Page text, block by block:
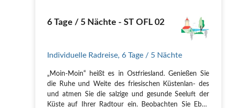
6 Tage / 5 Nächte - ST OFL 02
Individuelle Radreise, 6 Tage / 5 Nächte
„Moin-Moin“ heißt es in Ostfriesland. Genießen Sie
die Ruhe und Weite des friesischen Küstenlan- des
und atmen Sie die salzige und gesunde Seeluft der
Küste auf Ihrer Radtour ein. Beobachten Sie Ebbe